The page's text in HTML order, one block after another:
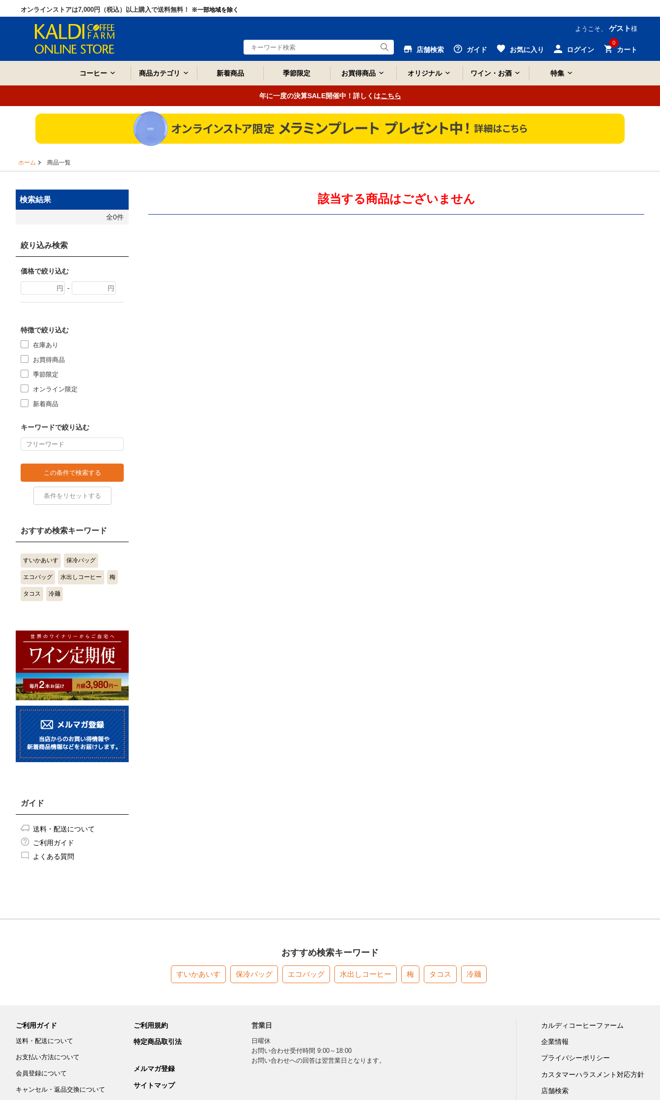
オンラインストアは7,000円（税込）以上購入で送料無料！ ※一部地域を除く
ようこそ、 ゲスト 様
店舗検索 ガイド お気に入り ログイン
0
カート
コーヒー 商品カテゴリ 新着商品 季節限定 お買得商品 オリジナル ワイン・お酒 特集
年に一度の決算SALE開催中！詳しくはこちら
ホーム 商品一覧
該当する商品はございません
検索結果
全0件
絞り込み検索
価格で絞り込む
-
特徴で絞り込む
在庫あり
お買得商品
季節限定
オンライン限定
新着商品
キーワードで絞り込む
おすすめ検索キーワード
すいかあいす 保冷バッグ
エコバッグ 水出しコーヒー 梅
タコス 冷麺
ガイド
送料・配送について
ご利用ガイド
よくある質問
おすすめ検索キーワード
すいかあいす 保冷バッグ エコバッグ 水出しコーヒー 梅 タコス 冷麺
ご利用ガイド
送料・配送について
お支払い方法について
会員登録について
キャンセル・返品交換について
ご利用規約
特定商品取引法
メルマガ登録
サイトマップ
営業日
日曜休
お問い合わせ受付時間 9:00～18:00
お問い合わせへの回答は翌営業日となります。
カルディコーヒーファーム
企業情報
プライバシーポリシー
カスタマーハラスメント対応方針
店舗検索